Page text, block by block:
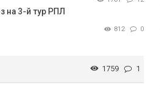
на 3-й тур РПЛ
812 0
1759 1